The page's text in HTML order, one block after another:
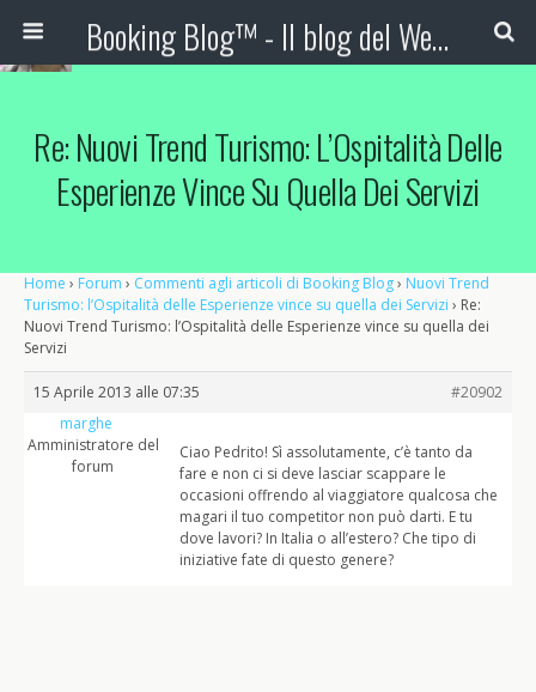
Booking Blog™ - Il blog del Web Marketing Turistico
Re: Nuovi Trend Turismo: L’Ospitalità Delle
Esperienze Vince Su Quella Dei Servizi
Home › Forum › Commenti agli articoli di Booking Blog› Nuovi Trend
Turismo: l’Ospitalità delle Esperienze vince su quella dei Servizi › Re:
Nuovi Trend Turismo: l’Ospitalità delle Esperienze vince su quella dei
Servizi
15 Aprile 2013 alle 07:35
#20902
marghe
Amministratore del
forum
Ciao Pedrito! Sì assolutamente, c’è tanto da
fare e non ci si deve lasciar scappare le
occasioni offrendo al viaggiatore qualcosa che
magari il tuo competitor non può darti. E tu
dove lavori? In Italia o all’estero? Che tipo di
iniziative fate di questo genere?